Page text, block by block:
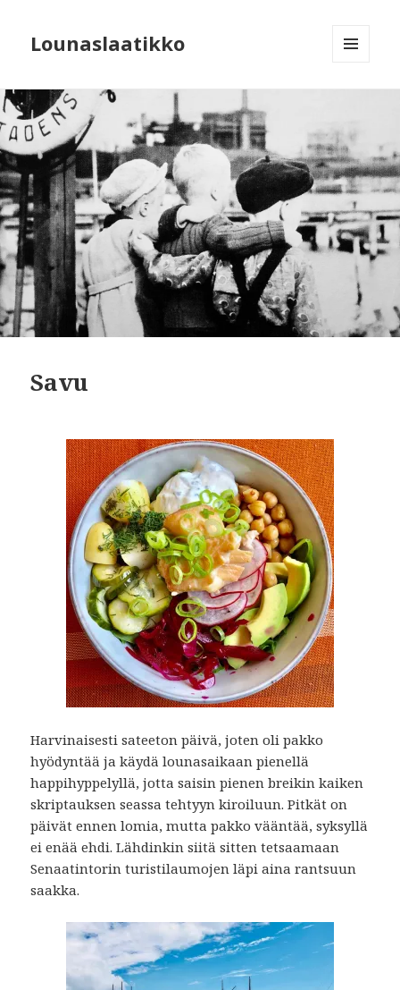
Lounaslaatikko
Savu
Harvinaisesti sateeton päivä, joten oli pakko
hyödyntää ja käydä lounasaikaan pienellä
happihyppelyllä, jotta saisin pienen breikin kaiken
skriptauksen seassa tehtyyn kiroiluun. Pitkät on
päivät ennen lomia, mutta pakko vääntää, syksyllä
ei enää ehdi. Lähdinkin siitä sitten tetsaamaan
Senaatintorin turistilaumojen läpi aina rantsuun
saakka.